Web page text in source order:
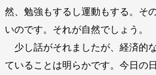
然、勉強もするし運動もする。そ
いのです。それが自然でしょう。
少し話がそれましたが、経済的
ていることは明らかです。今日の